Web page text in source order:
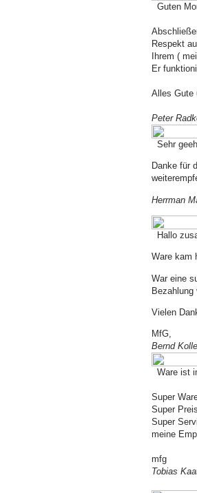
Guten
Respekt
Ihrem (
Er
Alles Gute
Peter
Sehr
Danke für
Herrman
Hallo
Ware kam
War eine
Bezahlung
Vielen
MfG,
Bernd
Ware ist
Super
Super Preis
Super
meine
mfg
Tobias